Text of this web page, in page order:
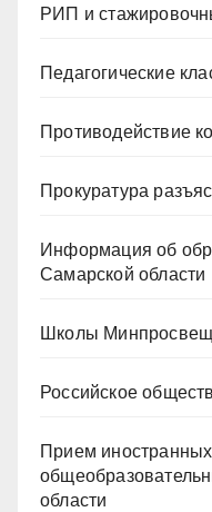
РИП и
Педагогические
Противодействие
Прокуратура
Информация об
Самарской области
Школы
Российское
Прием
области